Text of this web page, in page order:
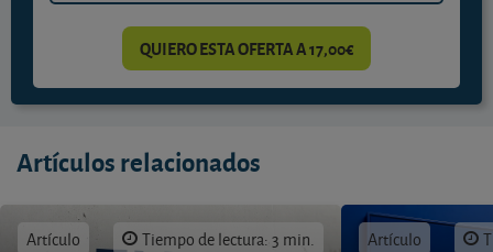
QUIERO ESTA OFERTA A 17,00€
Artículos relacionados
Artículo Tiempo de lectura: 3 min. Artículo